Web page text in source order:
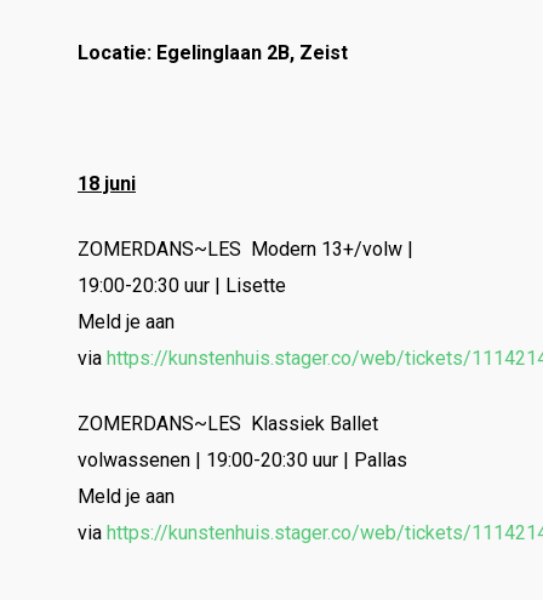
Locatie: Egelinglaan 2B, Zeist
18 juni
ZOMERDANS~LES Modern 13+/volw |
19:00-20:30 uur | Lisette
Meld je aan
via https://kunstenhuis.stager.co/web/tickets/
ZOMERDANS~LES Klassiek Ballet
volwassenen | 19:00-20:30 uur | Pallas
Meld je aan
via https://kunstenhuis.stager.co/web/tickets/